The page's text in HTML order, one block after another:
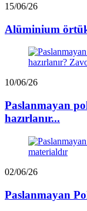
15/06/26
Alüminium
10/06/26
Paslanmayan
hazırlanır...
02/06/26
Paslanmayan